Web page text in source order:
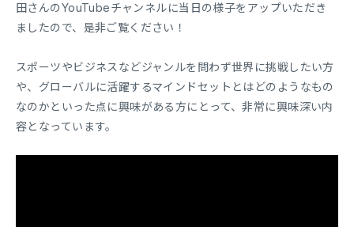
田さんのYouTubeチャンネルに当日の様子をアップいただき
ましたので、是非ご覧ください！
スポーツやビジネスなどジャンルを問わず世界に挑戦したい方
や、グローバルに活躍するマインドセットとはどのようなもの
なのかといった点に興味がある方にとって、非常に興味深い内
容となっています。